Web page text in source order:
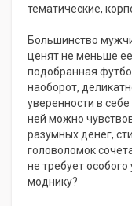
тематические,
Большинство
ценят не меньше
подобранная
наоборот,
уверенности в
ней можно
разумных денег,
головоломок
не требует
моднику?